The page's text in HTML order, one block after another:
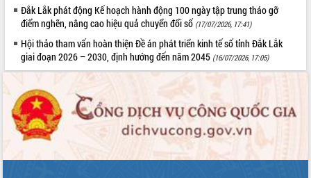
Đắk Lắk phát động Kế hoạch hành động 100 ngày tập trung tháo gỡ
điểm nghẽn, nâng cao hiệu quả chuyển đổi số (17/07/2026, 17:41)
Hội thảo tham vấn hoàn thiện Đề án phát triển kinh tế số tỉnh Đắk Lắk
giai đoạn 2026 – 2030, định hướng đến năm 2045 (16/07/2026, 17:05)